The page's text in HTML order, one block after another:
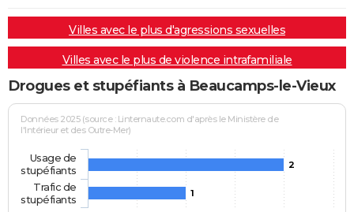
Villes avec le plus d'agressions sexuelles
Villes avec le plus de violence intrafamiliale
Drogues et stupéfiants à Beaucamps-le-Vieux
Données 2025 (source : Linternaute.com d'après le Ministère de
l'Intérieur et des Outre-Mer)
2
1
Usage de
stupéfiants
Trafic de
stupéfiants